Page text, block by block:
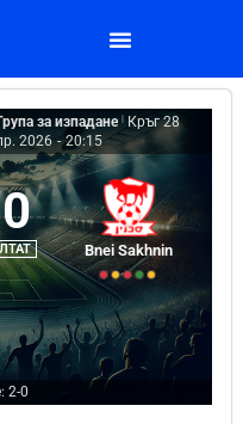
за изпадане
Кръг 28
2026 - 20:15
0
Bnei Sakhnin
2-0